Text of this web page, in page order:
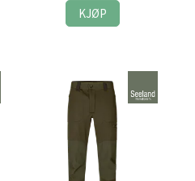
KJØP